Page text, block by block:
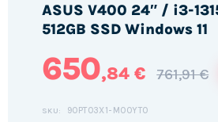
ASUS V400 24″ / i3-
512GB SSD Windows 11
650,84 € 761,91 €
SKU: 90PT03X1-M00YT0